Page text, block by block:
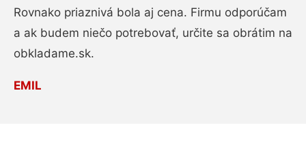
Rovnako priaznivá bola aj cena. Firmu odporúčam
a ak budem niečo potrebovať, určite sa obrátim na
obkladame.sk.
EMIL